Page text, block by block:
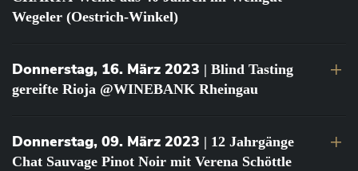
Wegeler (Oestrich-Winkel)
Donnerstag, 16. März 2023 | Blind Tasting
gereifte Rioja @WINEBANK Rheingau
Donnerstag, 09. März 2023 | 12 Jahrgänge
Chat Sauvage Pinot Noir mit Verena Schöttle